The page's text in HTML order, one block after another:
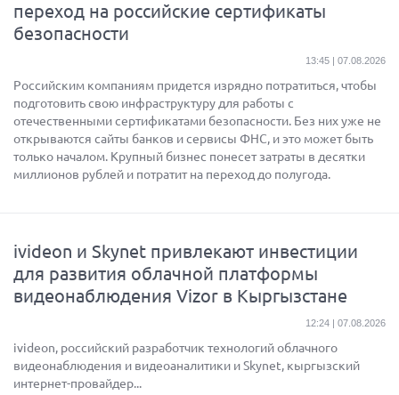
переход на российские сертификаты
безопасности
13:45 | 07.08.2026
Российским компаниям придется изрядно потратиться, чтобы
подготовить свою инфраструктуру для работы с
отечественными сертификатами безопасности. Без них уже не
открываются сайты банков и сервисы ФНС, и это может быть
только началом. Крупный бизнес понесет затраты в десятки
миллионов рублей и потратит на переход до полугода.
ivideon и Skynet привлекают инвестиции
для развития облачной платформы
видеонаблюдения Vizor в Кыргызстане
12:24 | 07.08.2026
ivideon, российский разработчик технологий облачного
видеонаблюдения и видеоаналитики и Skynet, кыргызский
интернет-провайдер...